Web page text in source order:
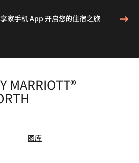
家手机 App 开启您的住宿之旅
MARRIOTT®
图库